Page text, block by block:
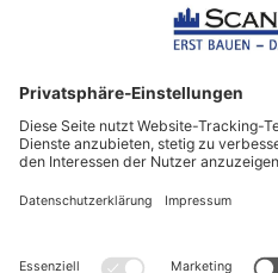
ScanHaus Marlow
informiert!
Aktuelle News
das Thema
Sofort informiert